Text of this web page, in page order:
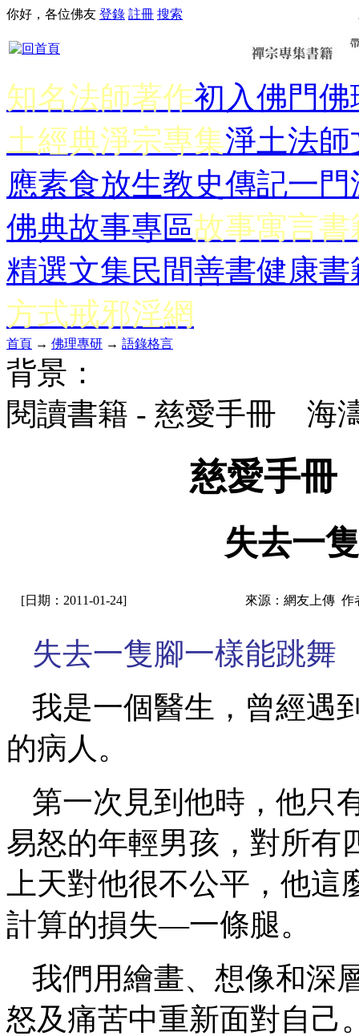
你好，各位佛友 登錄 註冊 搜索
知名法師著作初入佛門佛
土經典淨宗專集淨土法師
應素食放生教史傳記一門
佛典故事專區故事寓言書
精選文集民間善書健康書
方式戒邪淫網
首頁 → 佛理專研 → 語錄格言
背景：
閱讀書籍 - 慈愛手冊 海
慈愛手
失去一
[日期：2011-01-24] 來源：網友上傳 作
失去一隻腳一樣能跳舞
我是一個醫生，曾經遇
的病人。
第一次見到他時，他只
易怒的年輕男孩，對所有
上天對他很不公平，他
計算的損失—一條腿。
我們用繪畫、想像和深
怒及痛苦中重新面對自己